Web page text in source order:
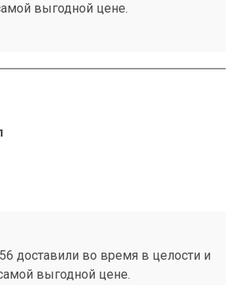
выгодной цене.
доставили во время в целости и
выгодной цене.